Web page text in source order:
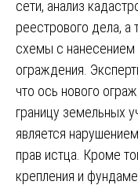
сети, анализ
реестрового дела, а
схемы с нанесением
ограждения.
что ось нового
границу земельных
является
прав истца. Кроме
крепления и